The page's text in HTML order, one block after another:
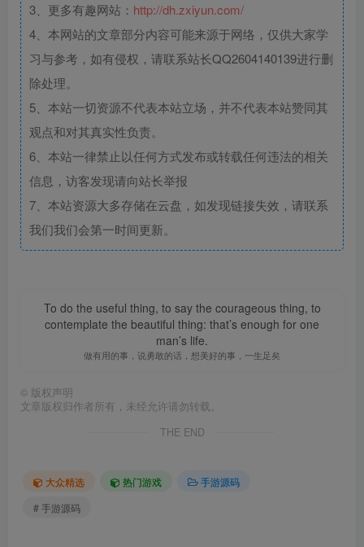
3、更多有趣网站： http://dh.zxiyun.com/
4、本网站的文章部分内容可能来源于网络，仅供大家学
习与参考，如有侵权，请联系站长QQ2604140139进行删
除处理。
5、本站一切资源不代表本站立场，并不代表本站赞同其
观点和对其真实性负责。
6、本站一律禁止以任何方式发布或转载任何违法的相关
信息，访客发现请向站长举报
7、本站资源大多存储在云盘，如发现链接失效，请联系
我们我们会第一时间更新。
To do the useful thing, to say the courageous thing, to
contemplate the beautiful thing: that’s enough for one
man’s life.
做有用的事，说勇敢的话，想美好的事，一生足矣
© 版权声明
文章版权归作者所有，未经允许请勿转载。
THE END
大众精选 热门游戏
手游源码
# 手游源码